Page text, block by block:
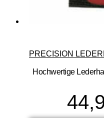
PRECISION
Hochwertige